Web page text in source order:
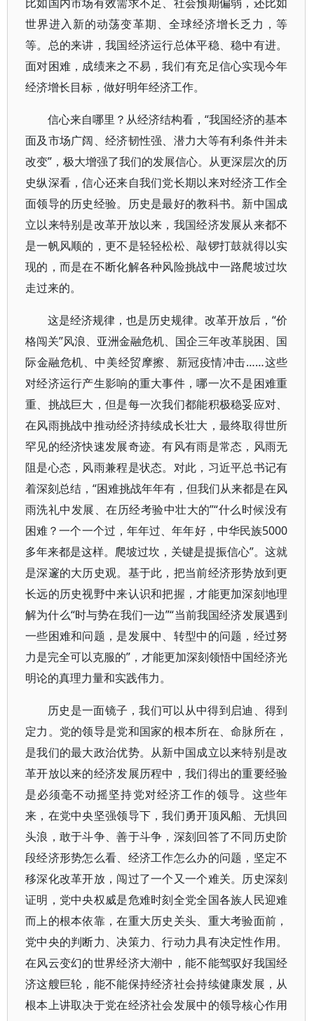
世界进入新的动荡变革期、全球经济增长乏力，等
等。总的来讲，我国经济运行总体平稳、稳中有进。
面对困难，成绩来之不易，我们有充足信心实现今年
经济增长目标，做好明年经济工作。
信心来自哪里？从经济结构看，“我国经济的基本
面及市场广阔、经济韧性强、潜力大等有利条件并未
改变”，极大增强了我们的发展信心。从更深层次的历
史纵深看，信心还来自我们党长期以来对经济工作全
面领导的历史经验。历史是最好的教科书。新中国成
立以来特别是改革开放以来，我国经济发展从来都不
是一帆风顺的，更不是轻轻松松、敲锣打鼓就得以实
现的，而是在不断化解各种风险挑战中一路爬坡过坎
走过来的。
这是经济规律，也是历史规律。改革开放后，“价
格闯关”风浪、亚洲金融危机、国企三年改革脱困、国
际金融危机、中美经贸摩擦、新冠疫情冲击……这些
对经济运行产生影响的重大事件，哪一次不是困难重
重、挑战巨大，但是每一次我们都能积极稳妥应对、
在风雨挑战中推动经济持续成长壮大，最终取得世所
罕见的经济快速发展奇迹。有风有雨是常态，风雨无
阻是心态，风雨兼程是状态。对此，习近平总书记有
着深刻总结，“困难挑战年年有，但我们从来都是在风
雨洗礼中发展、在历经考验中壮大的”“什么时候没有
困难？一个一个过，年年过、年年好，中华民族5000
多年来都是这样。爬坡过坎，关键是提振信心”。这就
是深邃的大历史观。基于此，把当前经济形势放到更
长远的历史视野中来认识和把握，才能更加深刻地理
解为什么“时与势在我们一边”“当前我国经济发展遇到
一些困难和问题，是发展中、转型中的问题，经过努
力是完全可以克服的”，才能更加深刻领悟中国经济光
明论的真理力量和实践伟力。
历史是一面镜子，我们可以从中得到启迪、得到
定力。党的领导是党和国家的根本所在、命脉所在，
是我们的最大政治优势。从新中国成立以来特别是改
革开放以来的经济发展历程中，我们得出的重要经验
是必须毫不动摇坚持党对经济工作的领导。这些年
来，在党中央坚强领导下，我们勇开顶风船、无惧回
头浪，敢于斗争、善于斗争，深刻回答了不同历史阶
段经济形势怎么看、经济工作怎么办的问题，坚定不
移深化改革开放，闯过了一个又一个难关。历史深刻
证明，党中央权威是危难时刻全党全国各族人民迎难
而上的根本依靠，在重大历史关头、重大考验面前，
党中央的判断力、决策力、行动力具有决定性作用。
在风云变幻的世界经济大潮中，能不能驾驭好我国经
济这艘巨轮，能不能保持经济社会持续健康发展，从
根本上讲取决于党在经济社会发展中的领导核心作用